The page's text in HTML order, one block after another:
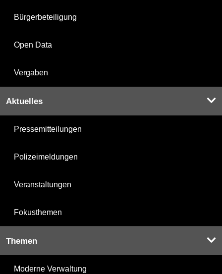
Bürgerbeteiligung
Open Data
Vergaben
Aktuelles
Pressemitteilungen
Polizeimeldungen
Veranstaltungen
Fokusthemen
Themen
Moderne Verwaltung